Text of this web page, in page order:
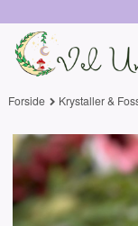
til
innholdet
Forside Krystaller &